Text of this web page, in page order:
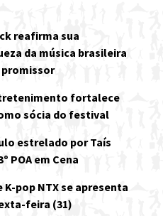
reafirma sua
da música brasileira
fortalece
sócia do festival
estrelado por Taís
POA em Cena
K-pop NTX se apresenta
feira (31)